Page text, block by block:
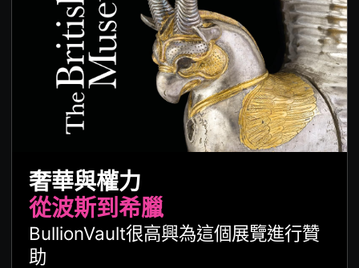
奢華與權力
從波斯到希臘
BullionVault很高興為這個展覽進行贊
助